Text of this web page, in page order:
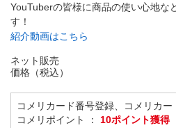
YouTuberの皆様に商品の使い心地な
す！
紹介動画はこちら
ネット販売
価格（税込）
コメリカード番号登録、コメリカ
コメリポイント ： 10ポイント獲得